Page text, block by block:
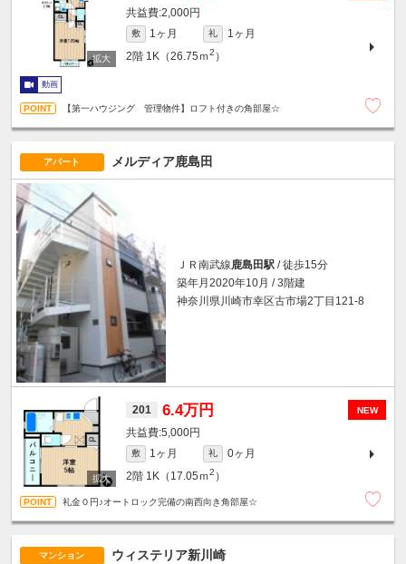
2,000円
敷 1ヶ月 礼
1ヶ月
2階 1K（26.75ｍ2 ）
動画
【第一ハウジング 管理物件】ロフト付きの角部屋☆
アパート メルディア鹿島田
ＪＲ南武線鹿島田駅 / 徒歩15分
築年月2020年10月 / 3階建
神奈川県川崎市幸区古市場2丁目121-8
NEW
201 6.4万円
5,000円
敷 1ヶ月 礼
0ヶ月
2階 1K（17.05ｍ2 ）
礼金０円♪オートロック完備の南西向き角部屋☆
マンション ウィステリア新川崎